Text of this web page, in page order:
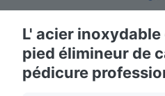
L' acier
pied élimineur de
pédicure